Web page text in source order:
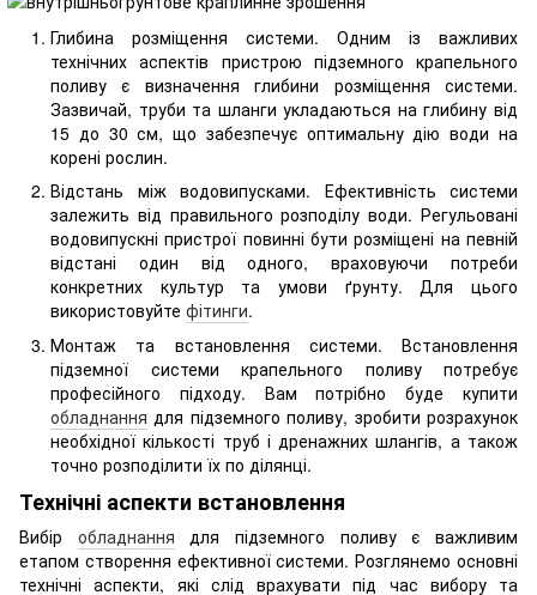
Глибина розміщення системи. Одним із важливих
технічних аспектів пристрою підземного крапельного
поливу є визначення глибини розміщення системи.
Зазвичай, труби та шланги укладаються на глибину від
15 до 30 см, що забезпечує оптимальну дію води на
корені рослин.
Відстань між водовипусками. Ефективність системи
залежить від правильного розподілу води. Регульовані
водовипускні пристрої повинні бути розміщені на певній
відстані один від одного, враховуючи потреби
конкретних культур та умови ґрунту. Для цього
використовуйте фітинги.
Монтаж та встановлення системи. Встановлення
підземної системи крапельного поливу потребує
професійного підходу. Вам потрібно буде купити
обладнання для підземного поливу, зробити розрахунок
необхідної кількості труб і дренажних шлангів, а також
точно розподілити їх по ділянці.
Технічні аспекти встановлення
Вибір обладнання для підземного поливу є важливим
етапом створення ефективної системи. Розглянемо основні
технічні аспекти, які слід врахувати під час вибору та